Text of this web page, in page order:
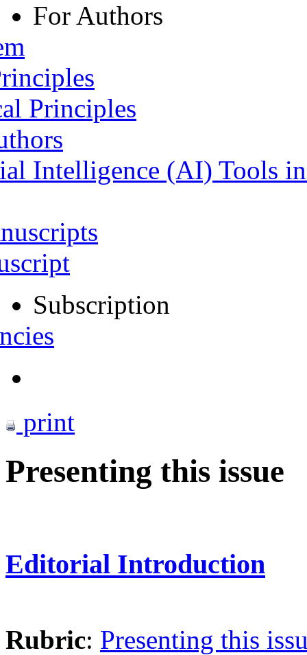
For Authors
Principles
Intelligence (AI) Tools
Subscription
print
Presenting this issue
Editorial Introduction
Rubric: Presenting this